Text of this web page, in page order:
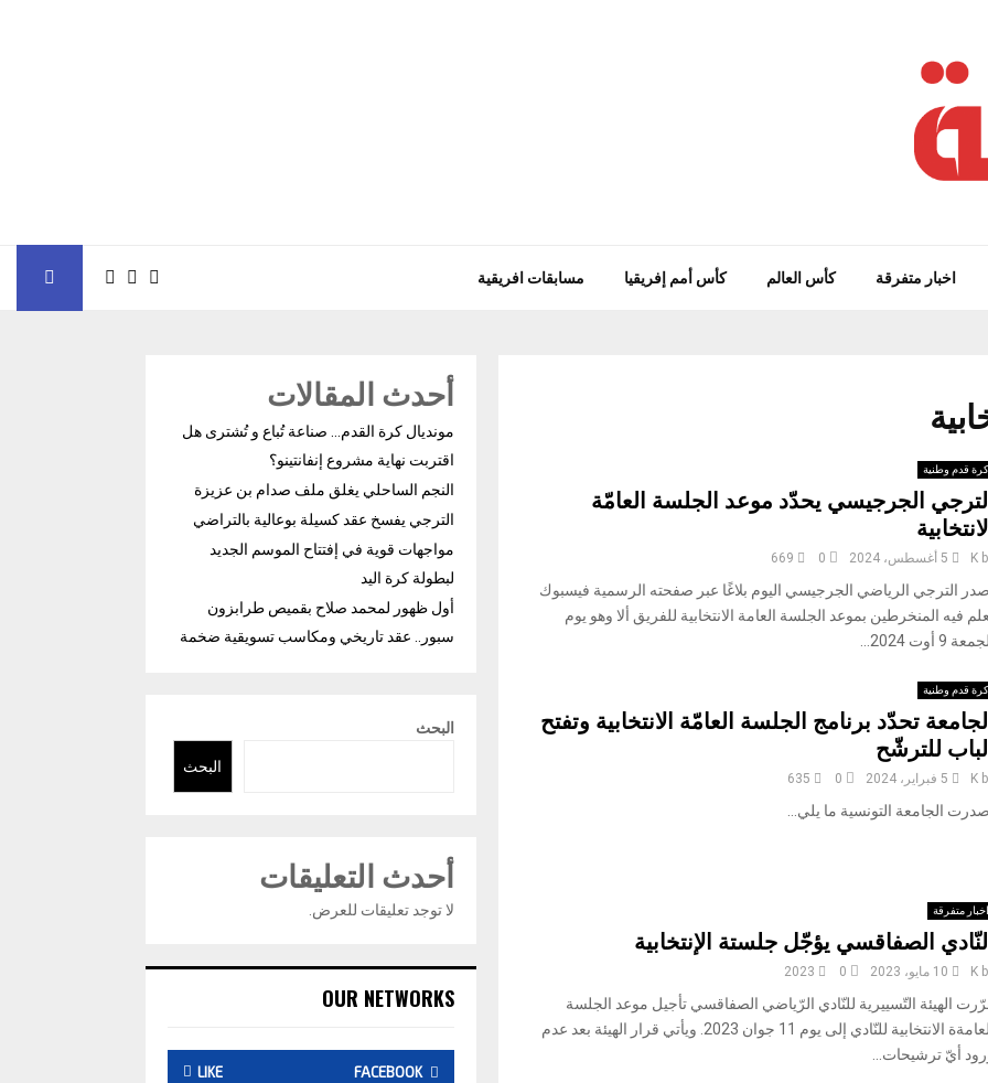
اخبار متفرقة كأس العالم كأس أمم إفريقيا مسابقات افريقية
كرة قدم وطنية
الجرجيسي يحدّد موعد الجلسة العامّة
K 5 أغسطس، 2024 0
669
الترجي الرياضي الجرجيسي اليوم بلاغًا عبر صفحته الرسمية فيسبوك
فيه المنخرطين بموعد الجلسة العامة الانتخابية للفريق ألا وهو يوم
9 أوت 2024...
كرة قدم وطنية
تحدّد برنامج الجلسة العامّة الانتخابية وتفتح
للترشّح
K 5 فبراير، 2024 0
635
الجامعة التونسية ما يلي...
اخبار متفرقة
الصفاقسي يؤجّل جلستة الإنتخابية
K 10 مايو، 2023 0
2023
الهيئة التّسييرية للنّادي الرّياضي الصفاقسي تأجيل موعد الجلسة
العامةة الانتخابية للنّادي إلى يوم 11 جوان 2023. ويأتي قرار الهيئة بعد عدم
أيّ ترشيحات...
أحدث المقالات
مونديال كرة القدم… صناعة تُباع و تُشترى هل
اقتربت نهاية مشروع إنفانتينو؟
النجم الساحلي يغلق ملف صدام بن عزيزة
الترجي يفسخ عقد كسيلة بوعالية بالتراضي
مواجهات قوية في إفتتاح الموسم الجديد
لبطولة كرة اليد
أول ظهور لمحمد صلاح بقميص طرابزون
سبور.. عقد تاريخي ومكاسب تسويقية ضخمة
البحث
البحث
أحدث التعليقات
لا توجد تعليقات للعرض.
OUR NETWORKS
FACEBOOK
LIKE